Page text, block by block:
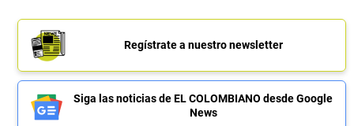
Regístrate a nuestro newsletter
Siga las noticias de EL COLOMBIANO desde Google
News